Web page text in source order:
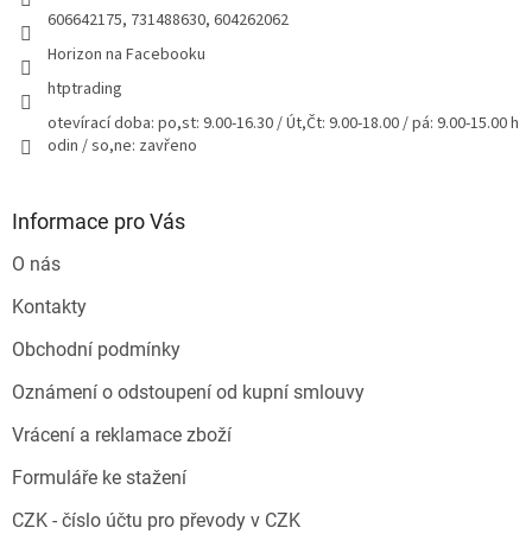
606642175, 731488630, 604262062
Horizon na Facebooku
htptrading
otevírací doba: po,st: 9.00-16.30 / Út,Čt: 9.00-18.00 / pá: 9.00-15.00 h
odin / so,ne: zavřeno
Informace pro Vás
O nás
Kontakty
Obchodní podmínky
Oznámení o odstoupení od kupní smlouvy
Vrácení a reklamace zboží
Formuláře ke stažení
CZK - číslo účtu pro převody v CZK